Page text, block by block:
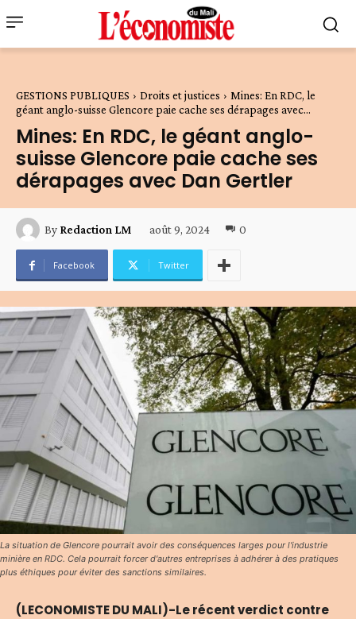
GESTIONS PUBLIQUES Droits et justices
Mines: En RDC, le
géant anglo-suisse Glencore paie cache ses dérapages avec...
Mines: En RDC, le géant anglo-
suisse Glencore paie cache ses
dérapages avec Dan Gertler
By Redaction LM août 9, 2024 0
Facebook Twitter
La situation de Glencore pourrait avoir des conséquences larges pour l'industrie
minière en RDC. Cela pourrait forcer d'autres entreprises à adhérer à des pratiques
plus éthiques pour éviter des sanctions similaires.
(LECONOMISTE DU MALI)-Le récent verdict contre